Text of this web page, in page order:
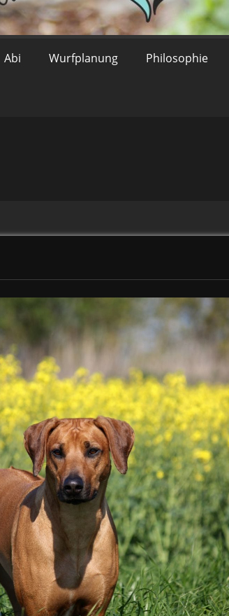
Abi Wurfplanung Philosophie